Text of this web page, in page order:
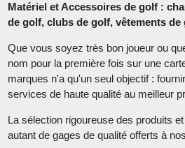
Matériel et Accessoires de golf :
de golf, clubs de golf, vêtements
Que vous soyez très bon joueur ou
nom pour la première fois sur une
marques n'a qu'un seul objectif :
services de haute qualité au meilleur
La sélection rigoureuse des produits
autant de gages de qualité offerts à